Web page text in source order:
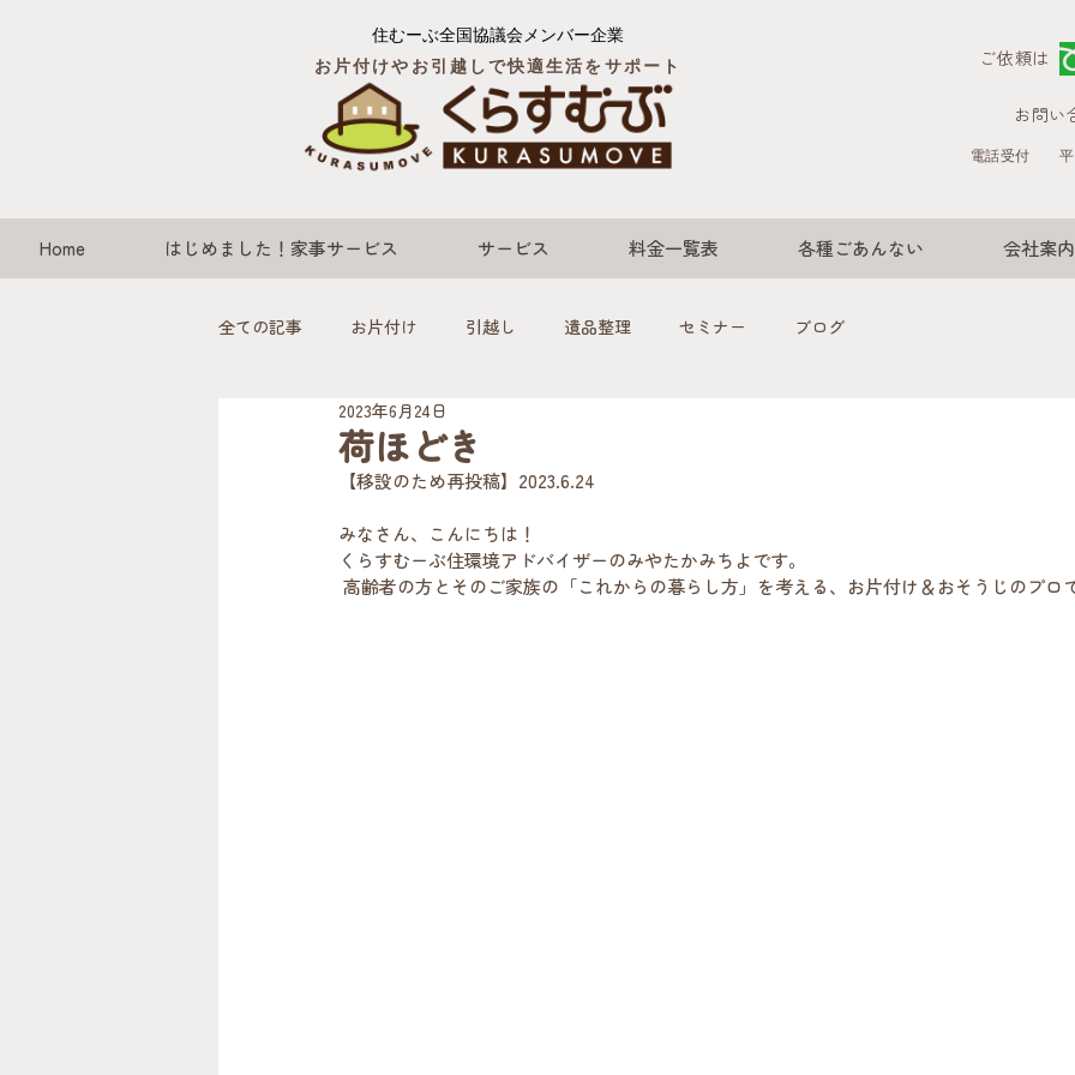
住むーぶ全国協議会メンバー企業
お片付けやお引越しで快適生活をサポート
ご依頼は
お問い
電話受付
Home はじめました！家事サービス サービス 料金一覧表 各種ごあんない 会社案内
全ての記事 お片付け 引越し 遺品整理 セミナー ブログ
荷ほどき
2023年6月24日
【移設のため再投稿】2023.6.24
みなさん、こんにちは！
くらすむーぶ住環境アドバイザーのみやたかみちよです。
高齢者の方とそのご家族の「これからの暮らし方」を考える、お片付け＆おそうじのプロ